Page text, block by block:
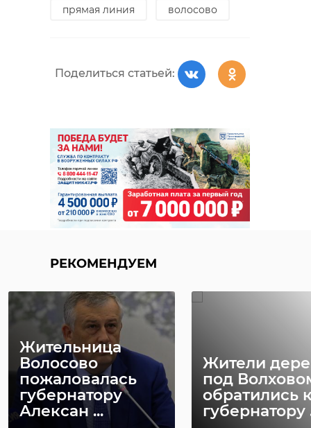
прямая линия волосово
Поделиться статьей:
РЕКОМЕНДУЕМ
Жительница
Волосово
пожаловалась
губернатору
Алексан ...
Жители
под
обратились
губернатору